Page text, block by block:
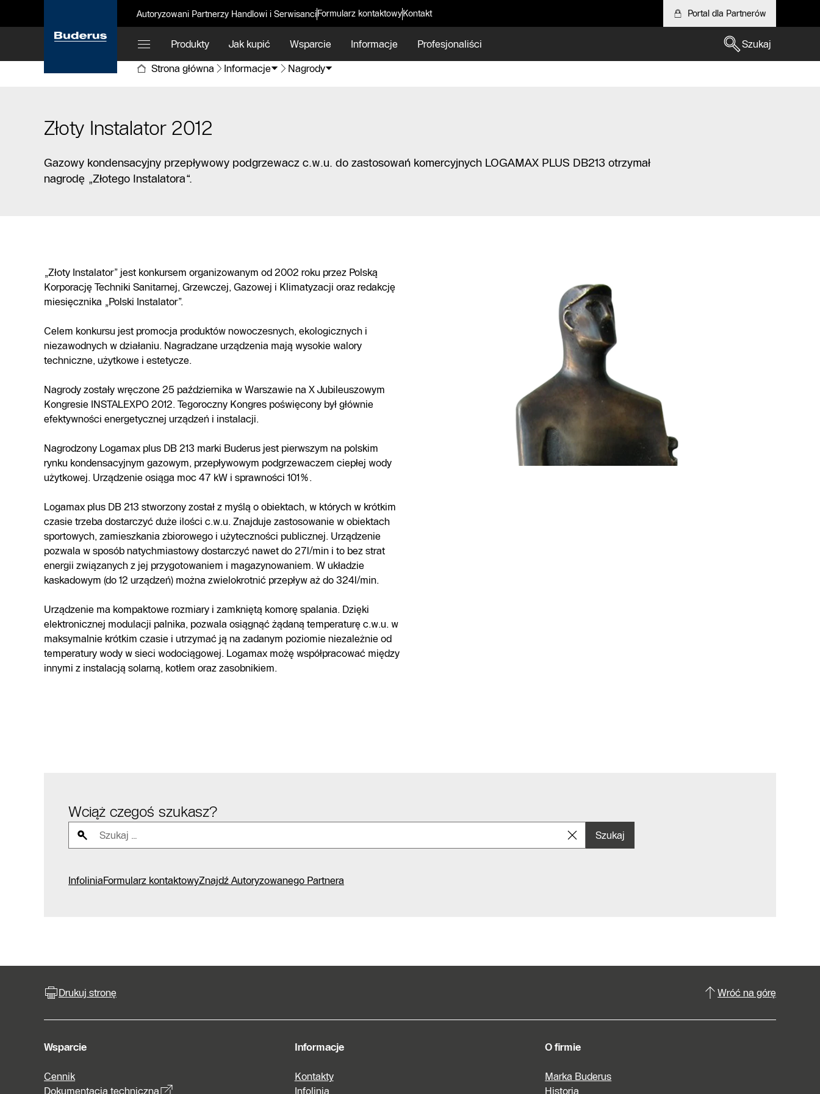
Autoryzowani Partnerzy Handlowi i SerwisanciFormularz kontaktowyKontakt Portal dla Partnerów
Produkty Jak kupić Wsparcie Informacje Profesjonaliści
Szukaj
Strona główna
Informacje Nagrody
Złoty Instalator 2012
Gazowy kondensacyjny przepływowy podgrzewacz c.w.u. do zastosowań komercyjnych LOGAMAX PLUS DB213 otrzymał
nagrodę „Złotego Instalatora“.
„Złoty Instalator” jest konkursem organizowanym od 2002 roku przez Polską
Korporację Techniki Sanitarnej, Grzewczej, Gazowej i Klimatyzacji oraz redakcję
miesięcznika „Polski Instalator”.
Celem konkursu jest promocja produktów nowoczesnych, ekologicznych i
niezawodnych w działaniu. Nagradzane urządzenia mają wysokie walory
techniczne, użytkowe i estetycze.
Nagrody zostały wręczone 25 października w Warszawie na X Jubileuszowym
Kongresie INSTALEXPO 2012. Tegoroczny Kongres poświęcony był głównie
efektywności energetycznej urządzeń i instalacji.
Nagrodzony Logamax plus DB 213 marki Buderus jest pierwszym na polskim
rynku kondensacyjnym gazowym, przepływowym podgrzewaczem ciepłej wody
użytkowej. Urządzenie osiąga moc 47 kW i sprawności 101%.
Logamax plus DB 213 stworzony został z myślą o obiektach, w których w krótkim
czasie trzeba dostarczyć duże ilości c.w.u. Znajduje zastosowanie w obiektach
sportowych, zamieszkania zbiorowego i użyteczności publicznej. Urządzenie
pozwala w sposób natychmiastowy dostarczyć nawet do 27l/min i to bez strat
energii związanych z jej przygotowaniem i magazynowaniem. W układzie
kaskadowym (do 12 urządzeń) można zwielokrotnić przepływ aż do 324l/min.
Urządzenie ma kompaktowe rozmiary i zamkniętą komorę spalania. Dzięki
elektronicznej modulacji palnika, pozwala osiągnąć żądaną temperaturę c.w.u. w
maksymalnie krótkim czasie i utrzymać ją na zadanym poziomie niezależnie od
temperatury wody w sieci wodociągowej. Logamax możę współpracować między
innymi z instalacją solarną, kotłem oraz zasobnikiem.
Wciąż czegoś szukasz?
Szukaj
InfoliniaFormularz kontaktowyZnajdź Autoryzowanego Partnera
kontaktowy
Znajdź
Drukuj stronę Wróć na górę
Wsparcie
Cennik
Dokumentacja techniczna
Informacje
Kontakty
Infolinia
O firmie
Marka Buderus
Historia